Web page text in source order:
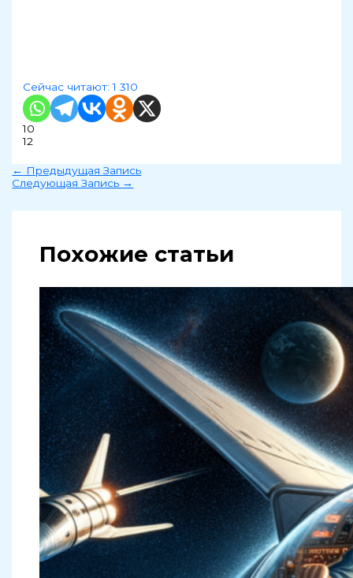
Сейчас читают: 1 310
10
12
← Предыдущая Запись
Следующая Запись →
Похожие статьи